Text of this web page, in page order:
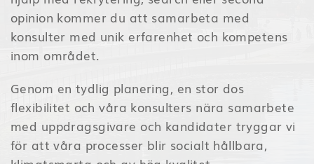
opinion kommer du att samarbeta med
konsulter med unik erfarenhet och kompetens
inom området.
Genom en tydlig planering, en stor dos
flexibilitet och våra konsulters nära samarbete
med uppdragsgivare och kandidater tryggar vi
för att våra processer blir socialt hållbara,